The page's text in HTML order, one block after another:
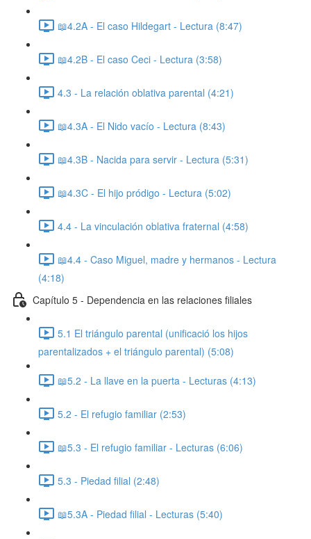
📖4.2A - El caso Hildegart - Lectura (8:47)
📖4.2B - El caso Ceci - Lectura (3:58)
4.3 - La relación oblativa parental (4:21)
📖4.3A - El Nido vacío - Lectura (8:43)
📖4.3B - Nacida para servir - Lectura (5:31)
📖4.3C - El hijo pródigo - Lectura (5:02)
4.4 - La vinculación oblativa fraternal (4:58)
📖4.4 - Caso Miguel, madre y hermanos - Lectura
(4:18)
Capítulo 5 - Dependencia en las relaciones filiales
5.1 El triángulo parental (unificació los hijos
parentalizados + el triángulo parental) (5:08)
📖5.2 - La llave en la puerta - Lecturas (4:13)
5.2 - El refugio familiar (2:53)
📖5.3 - El refugio familiar - Lecturas (6:06)
5.3 - Piedad filial (2:48)
📖5.3A - Piedad filial - Lecturas (5:40)